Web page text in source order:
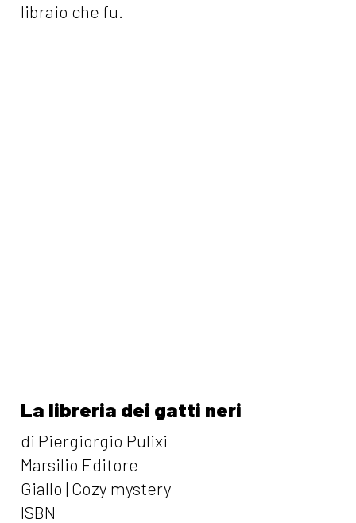
libraio che fu.
La libreria dei gatti neri
di Piergiorgio Pulixi
Marsilio Editore
Giallo | Cozy mystery
ISBN